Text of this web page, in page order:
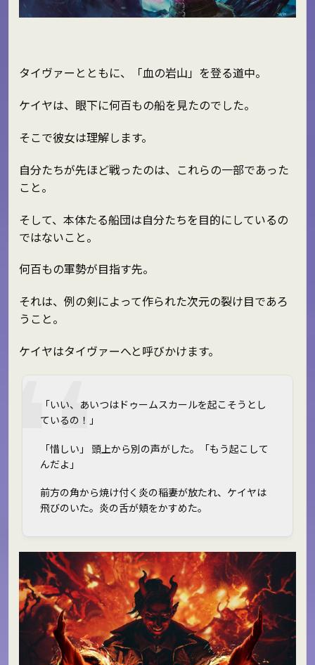
タイヴァーとともに、「血の岩山」を登る道中。
ケイヤは、眼下に何百もの船を見たのでした。
そこで彼女は理解します。
自分たちが先ほど戦ったのは、これらの一部であった
こと。
そして、本体たる船団は自分たちを目的にしているの
ではないこと。
何百もの軍勢が目指す先。
それは、例の剣によって作られた次元の裂け目であろ
うこと。
ケイヤはタイヴァーへと呼びかけます。
「いい、あいつはドゥームスカールを起こそうとし
ているの！」
「惜しい」 頭上から別の声がした。「もう起こして
んだよ」
前方の角から焼け付く炎の稲妻が放たれ、ケイヤは
飛びのいた。炎の舌が頬をかすめた。